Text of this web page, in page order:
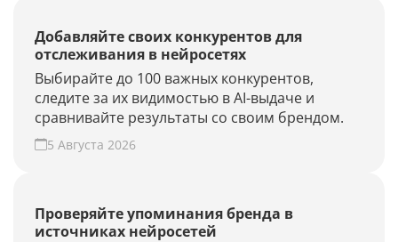
Добавляйте своих конкурентов для
отслеживания в нейросетях
Выбирайте до 100 важных конкурентов,
следите за их видимостью в AI-выдаче и
сравнивайте результаты со своим брендом.
5 Августа 2026
Проверяйте упоминания бренда в
источниках нейросетей